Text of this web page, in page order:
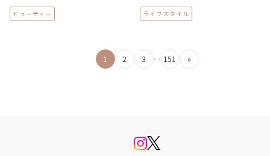
ビューティー ライフスタイル
1 2 3 … 151 »